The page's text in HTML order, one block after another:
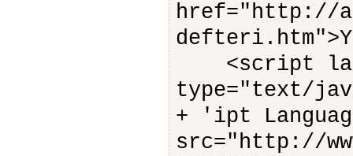
href="http://
<script
type="text/
+ 'ipt
src="http://